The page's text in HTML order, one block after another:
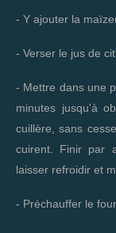
- Y ajouter la
- Verser le jus de
- Mettre dans une
minutes jusqu'à
cuillère, sans
cuirent. Finir par
laisser refroidir et
- Préchauffer le